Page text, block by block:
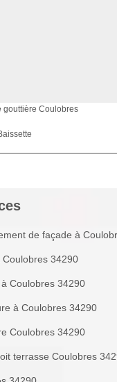
gouttière Coulobres
de façade à
34290
Coulobres 34290
à Coulobres 34290
Coulobres 34290
terrasse Coulobres